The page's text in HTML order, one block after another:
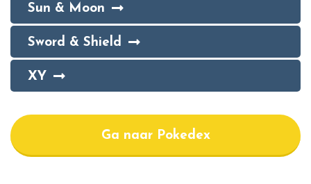
Sun & Moon
Sword & Shield
XY
Ga naar Pokedex